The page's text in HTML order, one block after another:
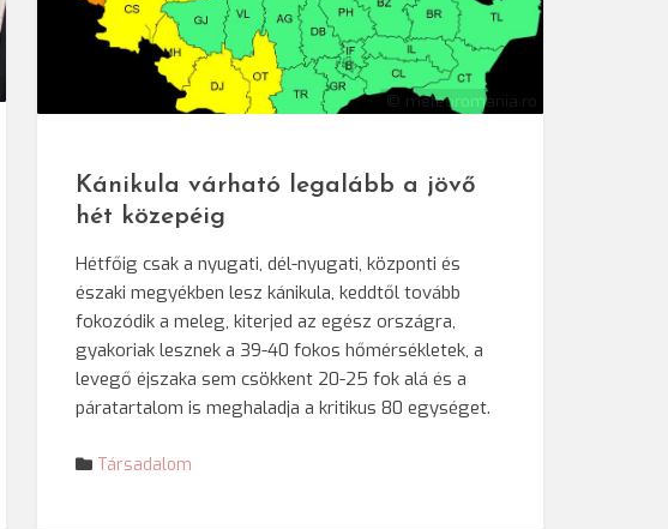
© meteoromania.ro
Kánikula várható legalább a jövő
hét közepéig
Hétfőig csak a nyugati, dél-nyugati, központi és
északi megyékben lesz kánikula, keddtől tovább
fokozódik a meleg, kiterjed az egész országra,
gyakoriak lesznek a 39-40 fokos hőmérsékletek, a
levegő éjszaka sem csökkent 20-25 fok alá és a
páratartalom is meghaladja a kritikus 80 egységet.
Társadalom